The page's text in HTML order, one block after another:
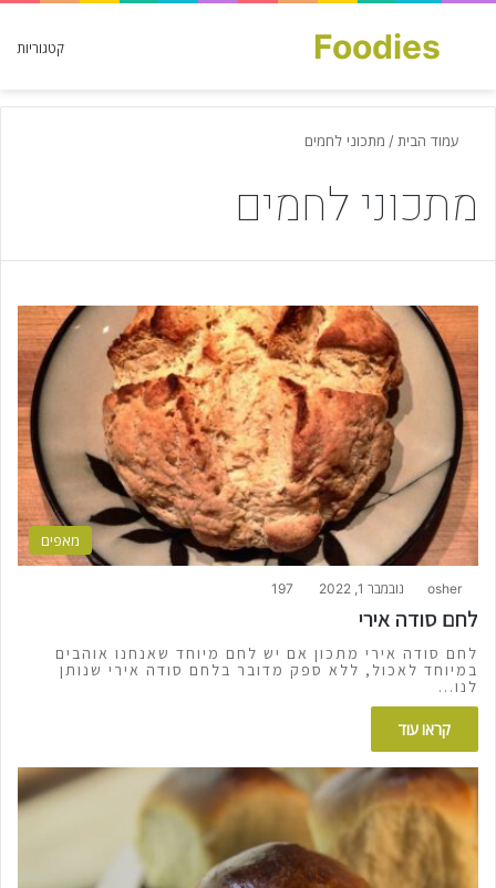
קטגוריות Foodies
חפש עבור
עמוד הבית / מתכוני לחמים
מתכוני לחמים
מאפים
osher נובמבר 1, 2022 197
לחם סודה אירי
לחם סודה אירי מתכון אם יש לחם מיוחד שאנחנו אוהבים
במיוחד לאכול, ללא ספק מדובר בלחם סודה אירי שנותן
לנו…
קראו עוד